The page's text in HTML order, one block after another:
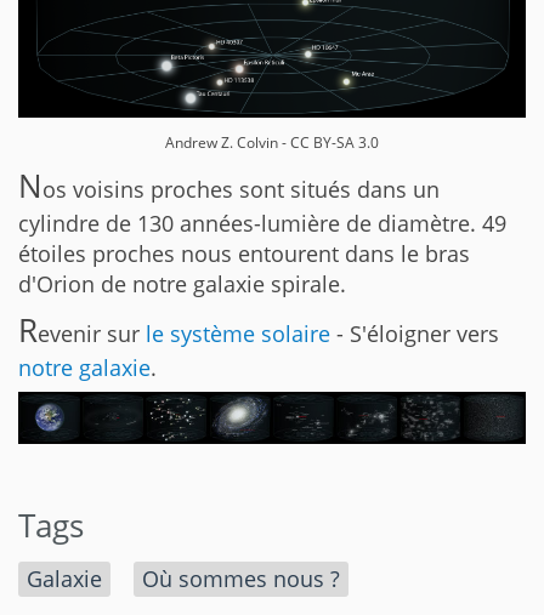
Andrew Z. Colvin - CC BY-SA 3.0
Nos voisins proches sont situés dans un
cylindre de 130 années-lumière de diamètre. 49
étoiles proches nous entourent dans le bras
d'Orion de notre galaxie spirale.
Revenir sur le système solaire - S'éloigner vers
notre galaxie.
Tags
Galaxie Où sommes nous ?